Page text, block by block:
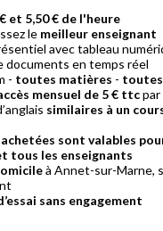
et 5,50 € de l'heure
le meilleur enseignant
avec tableau
documents en temps réel
- toutes matières - toutes
mensuel de 5 € ttcpar
similaires à un
achetées sont valables
tous les enseignants
à Annet-sur-Marne,
sans engagement